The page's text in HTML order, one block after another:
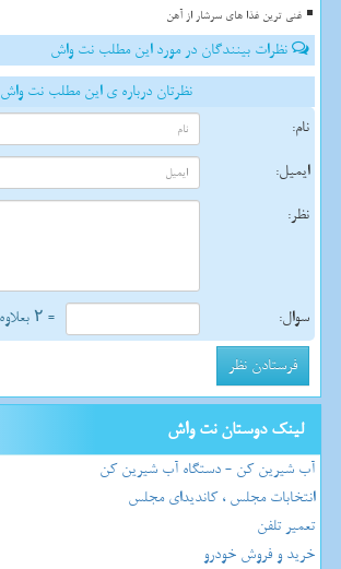
غنی ترین غذا های سرشار از آهن
نظرات بینندگان در مورد این مطلب نت واش
نظرتان درباره ی این مطلب نت واش
نام:
ایمیل:
نظر:
سوال: = ۲ بعلاوه ۳
لینک دوستان نت واش
آب شیرین کن - دستگاه آب شیرین کن
انتخابات مجلس ، کاندیدای مجلس
تعمیر تلفن
خرید و فروش خودرو